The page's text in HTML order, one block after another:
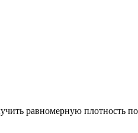
равномерную плотность